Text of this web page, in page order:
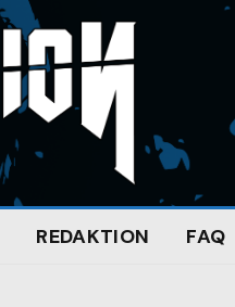
REDAKTION FAQ